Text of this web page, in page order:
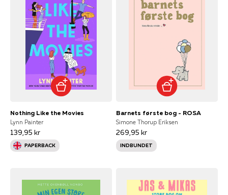
Nothing Like the Movies
Lynn Painter
139,95 kr
PAPERBACK
Barnets første bog - ROSA
Simone Thorup Eriksen
269,95 kr
INDBUNDET